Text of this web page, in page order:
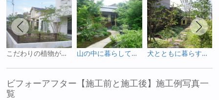
こだわりの植物があるお庭 山の中に暮らしてる感じがするお庭 犬とともに暮らすお庭
ビフォーアフター【施工前と施工後】施工例写真一
覧